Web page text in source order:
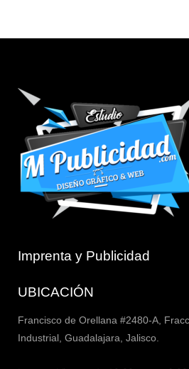
Imprenta y Publicidad
UBICACIÓN
Francisco de Orellana #2480-A,
Industrial, Guadalajara, Jalisco.